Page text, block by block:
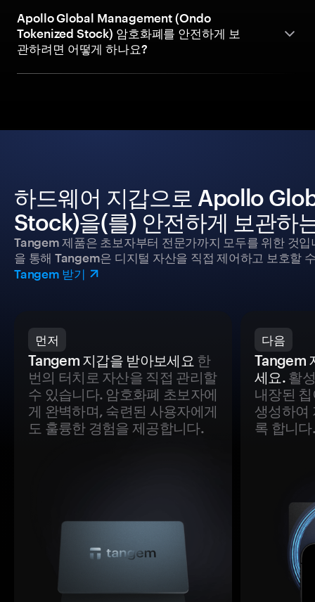
Apollo Global Management (Ondo
Tokenized Stock) 암호화폐를 안전하게 보
관하려면 어떻게 하나요?
하드웨어 지갑으로 Apollo
Stock)을(를) 안전하게 보관하
Tangem 제품은 초보자부터 전문가까지 모두를 위한 것
을 통해 Tangem은 디지털 자산을 직접 제어하고 보호할
Tangem 받기
먼저
Tangem 지갑을 받아보세요 한
번의 터치로 자산을 직접 관리할
수 있습니다. 암호화폐 초보자에
게 완벽하며, 숙련된 사용자에게
도 훌륭한 경험을 제공합니다.
다음
Tangem
세요.활
내장된
생성하여
록 합니다.